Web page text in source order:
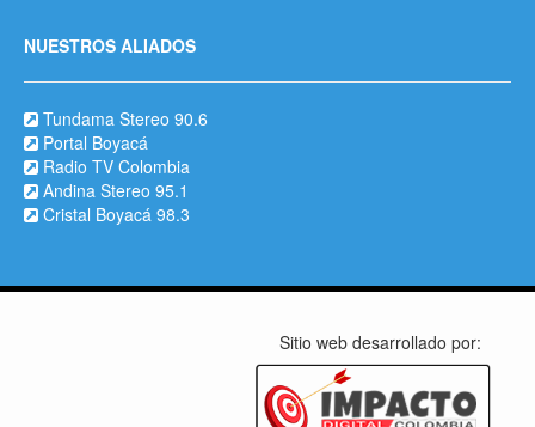
NUESTROS ALIADOS
Tundama Stereo 90.6
Portal Boyacá
Radio TV Colombia
Andina Stereo 95.1
Cristal Boyacá 98.3
Sitio web desarrollado por: